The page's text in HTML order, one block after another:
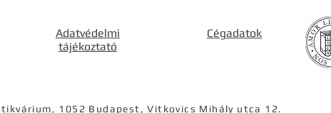
Adatvédelmi
tájékoztató
Cégadatok
1052 Budapest, Vitkovics Mihály utca 12.